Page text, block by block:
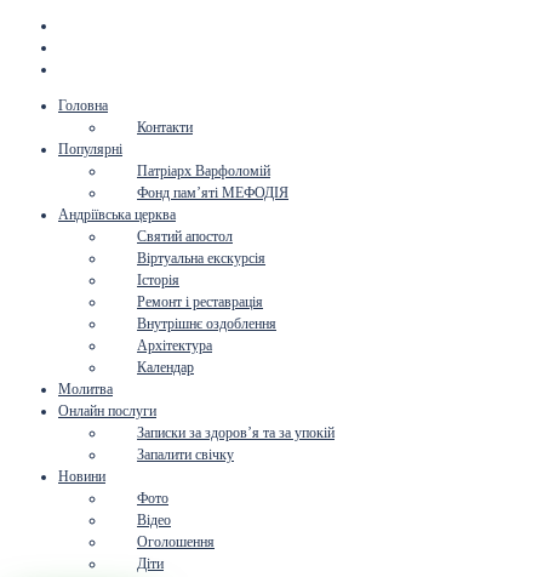
Головна
Контакти
Популярні
Патріарх Варфоломій
Фонд пам’яті МЕФОДІЯ
Андріївська церква
Святий апостол
Віртуальна екскурсія
Історія
Ремонт і реставрація
Внутрішнє оздоблення
Архітектура
Календар
Молитва
Онлайн послуги
Записки за здоров’я та за упокій
Запалити свічку
Новини
Фото
Відео
Оголошення
Діти